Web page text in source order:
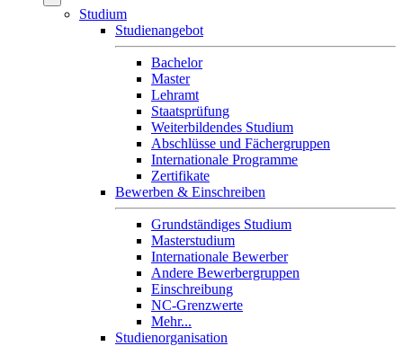
Studium
Studienangebot
Bachelor
Master
Lehramt
Staatsprüfung
Weiterbildendes Studium
Abschlüsse und Fächergruppen
Internationale Programme
Zertifikate
Bewerben & Einschreiben
Grundständiges Studium
Masterstudium
Internationale Bewerber
Andere Bewerbergruppen
Einschreibung
NC-Grenzwerte
Mehr...
Studienorganisation